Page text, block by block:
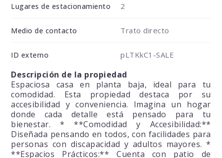
Lugares de estacionamiento 2
Medio de contacto Trato directo
ID externo pLTKkC1-SALE
Descripción de la propiedad
Espaciosa casa en planta baja, ideal para tu
comodidad. Esta propiedad destaca por su
accesibilidad y conveniencia. Imagina un hogar
donde cada detalle está pensado para tu
bienestar. * **Comodidad y Accesibilidad:**
Diseñada pensando en todos, con facilidades para
personas con discapacidad y adultos mayores. *
**Espacios Prácticos:** Cuenta con patio de